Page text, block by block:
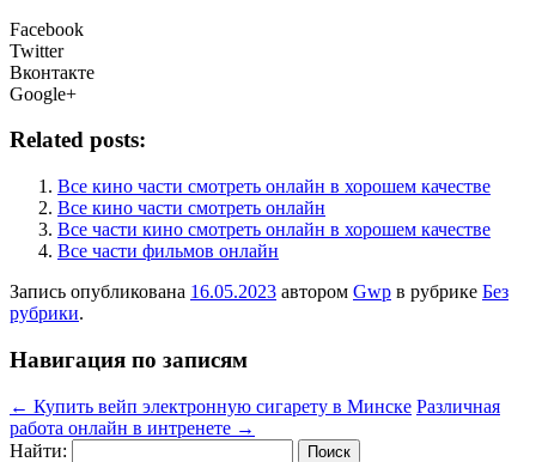
Facebook
Twitter
Вконтакте
Google+
Related posts:
Все кино части смотреть онлайн в хорошем качестве
Все кино части смотреть онлайн
Все части кино смотреть онлайн в хорошем качестве
Все части фильмов онлайн
Запись опубликована 16.05.2023 автором Gwp в рубрике Без
рубрики.
Навигация по записям
← Купить вейп электронную сигарету в Минске Различная
работа онлайн в интренете →
Найти: